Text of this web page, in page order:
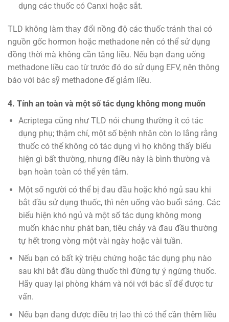
dụng các thuốc có Canxi hoặc sắt.
TLD không làm thay đổi nồng độ các thuốc tránh thai có
nguồn gốc hormon hoặc methadone nên có thể sử dụng
đồng thời mà không cần tăng liều. Nếu bạn đang uống
methadone liều cao từ trước đó do sử dụng EFV, nên thông
báo với bác sỹ methadone để giảm liều.​
4. Tính an toàn và một số tác dụng không mong muốn
Acriptega cũng như TLD nói chung thường ít có tác
dụng phụ; thậm chí, một số bệnh nhân còn lo lắng rằng
thuốc có thể không có tác dụng vì họ không thấy biểu
hiện gì bất thường, nhưng điều này là bình thường và
bạn hoàn toàn có thể yên tâm.
Một số người có thể bị đau đầu hoặc khó ngủ sau khi
bắt đầu sử dụng thuốc, thì nên uống vào buổi sáng. Các
biểu hiện khó ngủ và một số tác dụng không mong
muốn khác như phát ban, tiêu chảy và đau đầu thường
tự hết trong vòng một vài ngày hoặc vài tuần.
Nếu bạn có bất kỳ triệu chứng hoặc tác dụng phụ nào
sau khi bắt đầu dùng thuốc thì đừng tự ý ngừng thuốc.
Hãy quay lại phòng khám và nói với bác sĩ để được tư
vấn.
Nếu bạn đang được điều trị lao thì có thể cần thêm liều